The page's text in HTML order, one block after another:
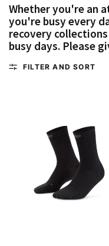
Whether you're an
you're busy every
recovery
busy days. Please
FILTER AND SORT